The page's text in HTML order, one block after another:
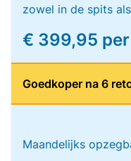
zowel in de spits
€ 399,95
Goedkoper na 6
Maandelijks